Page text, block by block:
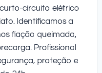
circuito elétrico
Identificamos a
fiação queimada,
Profissional
proteção e